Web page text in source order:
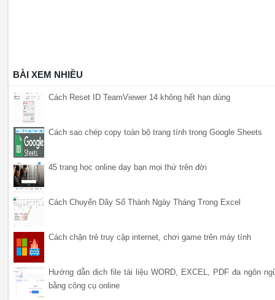
BÀI XEM NHIỀU
Cách Reset ID TeamViewer 14 không hết hạn dùng
Cách sao chép copy toàn bộ trang tính trong Google Sheets
45 trang học online dạy bạn mọi thứ trên đời
Cách Chuyển Dãy Số Thành Ngày Tháng Trong Excel
Cách chặn trẻ truy cập internet, chơi game trên máy tính
Hướng dẫn dịch file tài liệu WORD, EXCEL, PDF đa ngôn
bằng công cụ online